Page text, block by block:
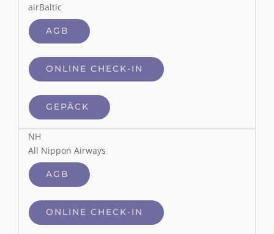
airBaltic
AGB
ONLINE CHECK-IN
GEPÄCK
NH
All Nippon Airways
AGB
ONLINE CHECK-IN